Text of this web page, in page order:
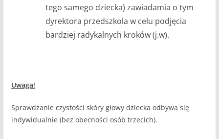
tego samego dziecka) zawiadamia o tym
dyrektora przedszkola w celu podjęcia
bardziej radykalnych kroków (j.w).
Uwaga!
Sprawdzanie czystości skóry głowy dziecka odbywa się
indywidualnie (bez obecności osób trzecich).